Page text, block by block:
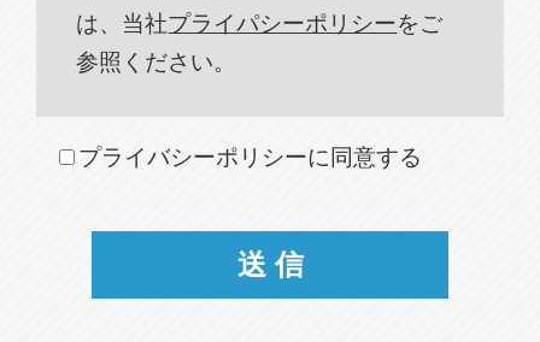
は、当社プライパシーポリシーをご
参照ください。
プライバシーポリシーに同意する